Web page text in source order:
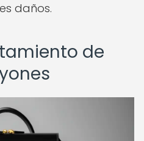
daños.
de